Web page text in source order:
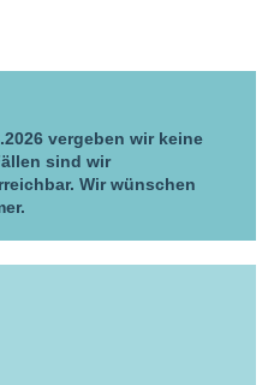
vergeben wir keine
sind wir
Wir wünschen